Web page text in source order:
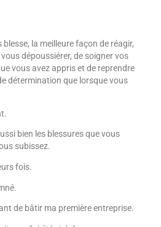
blesse, la meilleure façon de réagir,
vous dépoussiérer, de soigner vos
vous avez appris et de reprendre
détermination que lorsque vous
bien les blessures que vous
subissez.
fois.
de bâtir ma première entreprise.